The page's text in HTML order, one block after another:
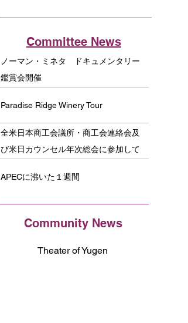
Committee News
ノーマン・ミネタ ドキュメンタリー
鑑賞会開催
Paradise Ridge Winery Tour
全米日本商工会議所・商工会連絡会及
び米日カウンセル年次総会に参加して
APECに沸いた１週間
Community News
Theater of Yugen